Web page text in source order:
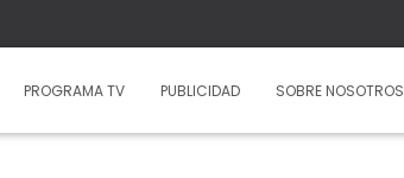
PROGRAMA TV PUBLICIDAD SOBRE NOSOTROS